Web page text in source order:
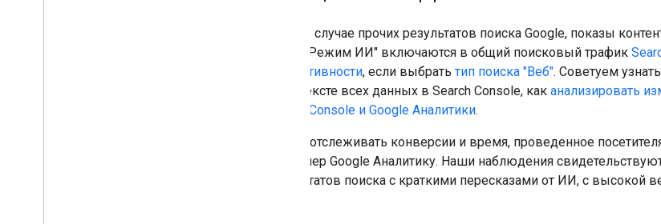
Как и в случае прочих результатов поиска Google, показы
ИИ" и "Режим ИИ" включаются в общий поисковый трафик
эффективности, если выбрать тип поиска "Веб". Советуем
в контексте всех данных в Search Console, как анализировать
Search Console и Google Аналитики.
Чтобы отслеживать конверсии и время, проведенное
например Google Аналитику. Наши наблюдения
результатов поиска с краткими пересказами от ИИ, с